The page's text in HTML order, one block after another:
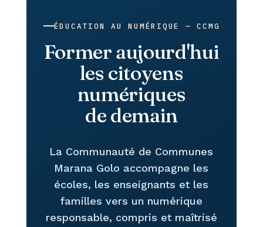
ÉDUCATION AU NUMÉRIQUE — CCMG
Former aujourd'hui
les citoyens
numériques
de demain
La Communauté de Communes
Marana Golo accompagne les
écoles, les enseignants et les
familles vers un numérique
responsable, compris et maîtrisé